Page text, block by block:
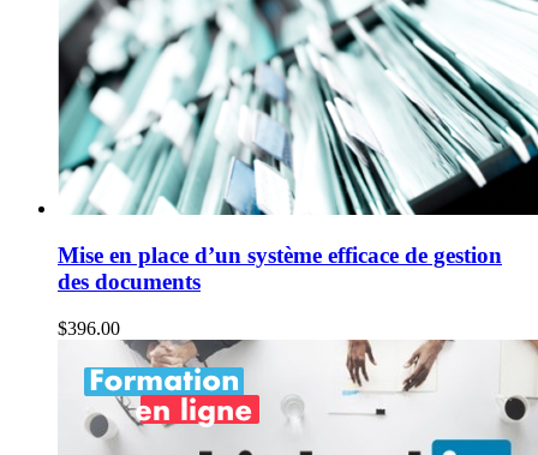
Mise en place d’un système efficace de gestion
des documents
$396.00